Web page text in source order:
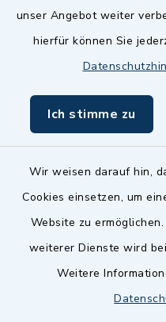
unser Angebot weiter
hierfür können Sie
Ich stimme zu
Wir weisen darauf hin,
Cookies einsetzen, um
Website zu
weiterer Dienste wird
Weitere
Zenngrund Allianz
Dillenberggruppe
inixmedia GmbH